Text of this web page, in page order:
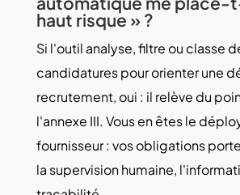
haut risque » ?
Si l'outil analyse, filtre ou classe
candidatures pour orienter une
recrutement, oui : il relève du
l'annexe III. Vous en êtes le
fournisseur : vos obligations
la supervision humaine,